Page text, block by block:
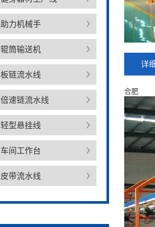
助力机械手
辊筒输送机
板链流水线
倍速链流水线
轻型悬挂线
车间工作台
皮带流水线
详
合肥